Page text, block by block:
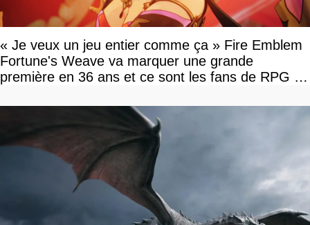
« Je veux un jeu entier comme ça » Fire Emblem
Fortune's Weave va marquer une grande
première en 36 ans et ce sont les fans de RPG en